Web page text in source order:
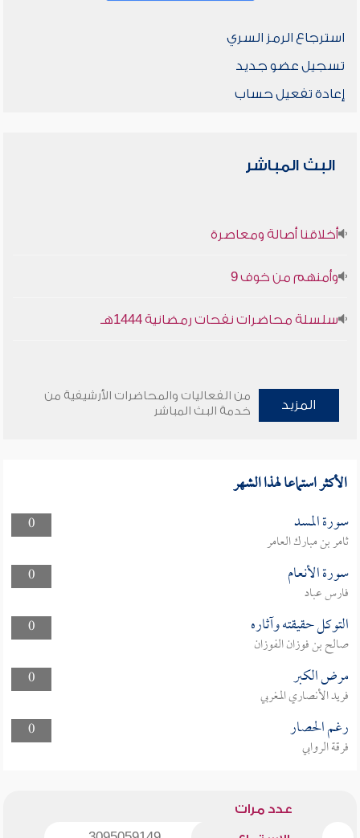
استرجاع الرمز السري
تسجيل عضو جديد
إعادة تفعيل حساب
البث المباشر
أخلاقنا أصالة ومعاصرة
وأمنهم من خوف 9
سلسلة محاضرات نفحات رمضانية 1444هـ
المزيد
من الفعاليات والمحاضرات الأرشيفية من
خدمة البث المباشر
الأكثر استماعا لهذا الشهر
0 سورة المسد
ثامر بن مبارك العامر
0
سورة الأنعام
فارس عباد
0
التوكل حقيقته وآثاره
صالح بن فوزان الفوزان
0
مرض الكبر
فريد الأنصاري المغربي
0
رغم الحصار
فرقة الروابي
عدد مرات